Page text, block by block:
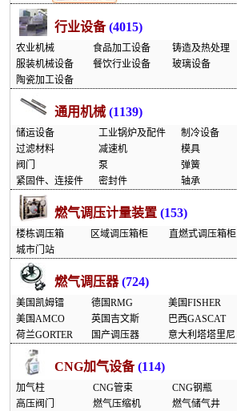
行业设备(4015)
农业机械 食品加工设备
铸造及热处理
服装机械设备
餐饮行业设备
玻璃设备
陶瓷加工设备
通用机械 (1139)
储运设备 工业锅炉及配件
制冷设备
过滤材料
减速机
模具
阀门
泵
弹簧
紧固件、连接件
密封件 轴承
燃气调压计量装置 (153)
楼栋调压箱 区域调压箱柜
直燃式调压箱柜
城市门站
燃气调压器(724)
美国凯姆镭 德国RMG
美国FISHER
美国AMCO
英国吉文斯
巴西GASCAT
荷兰GORTER
国产调压器 意大利塔塔里尼
CNG加气设备(114)
加气柱 CNG管束
CNG钢瓶
高压阀门
燃气压缩机
燃气储气井